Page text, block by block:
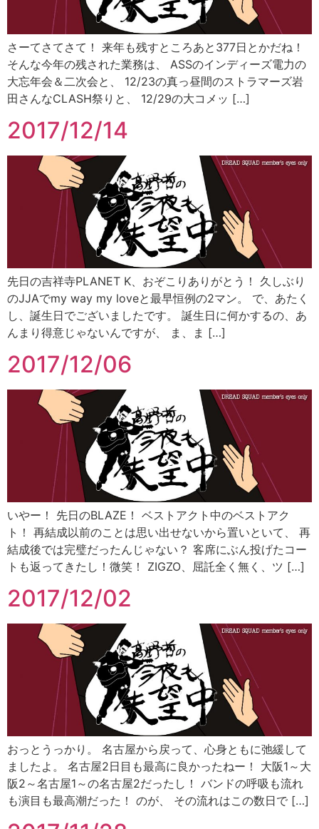
さーてさてさて！ 来年も残すところあと377日とかだね！
そんな今年の残された業務は、 ASSのインディーズ電力の
大忘年会＆二次会と、 12/23の真っ昼間のストラマーズ岩
田さんなCLASH祭りと、 12/29の大コメッ […]
2017/12/14
先日の吉祥寺PLANET K、おぞこりありがとう！ 久しぶり
のJJAでmy way my loveと最早恒例の2マン。 で、あたく
し、誕生日でございましたです。 誕生日に何かするの、あ
んまり得意じゃないんですが、 ま、ま […]
2017/12/06
いやー！ 先日のBLAZE！ ベストアクト中のベストアク
ト！ 再結成以前のことは思い出せないから置いといて、 再
結成後では完璧だったんじゃない？ 客席にぶん投げたコー
トも返ってきたし！微笑！ ZIGZO、屈託全く無く、ツ […]
2017/12/02
おっとうっかり。 名古屋から戻って、心身ともに弛緩して
ましたよ。 名古屋2日目も最高に良かったねー！ 大阪1～大
阪2～名古屋1～の名古屋2だったし！ バンドの呼吸も流れ
も演目も最高潮だった！ のが、 その流れはこの数日で […]